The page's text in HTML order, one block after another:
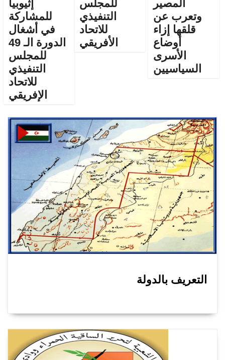
المصير
وتعرب عن
قلقها إزاء
أوضاع
الأسرى
السياسيين
للمجلس
التنفيذي
للاتحاد
الأفريقي
إثيوبيا
للمشاركة
في أشغال
الدورة الـ 49
للمجلس
التنفيذي
للاتحاد
الإفريقي
التعريف بالدولة